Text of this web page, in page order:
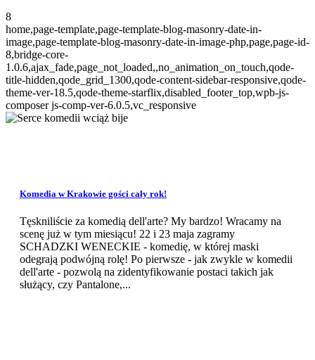
8
home,page-template,page-template-blog-masonry-date-in-
image,page-template-blog-masonry-date-in-image-php,page,page-id-
8,bridge-core-
1.0.6,ajax_fade,page_not_loaded,,no_animation_on_touch,qode-
title-hidden,qode_grid_1300,qode-content-sidebar-responsive,qode-
theme-ver-18.5,qode-theme-starflix,disabled_footer_top,wpb-js-
composer js-comp-ver-6.0.5,vc_responsive
Komedia w Krakowie gości cały rok!
Tęskniliście za komedią dell'arte? My bardzo! Wracamy na
scenę już w tym miesiącu! 22 i 23 maja zagramy
SCHADZKI WENECKIE - komedię, w której maski
odegrają podwójną rolę! Po pierwsze - jak zwykle w komedii
dell'arte - pozwolą na zidentyfikowanie postaci takich jak
służący, czy Pantalone,...